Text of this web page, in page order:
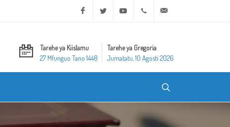
Facebook Twitter Youtube +20 2 25970400
Tarehe ya Kiislamu
27 Mfunguo Tano 1448
Tarehe ya Gregoria
Jumatatu, 10 Agosti 2026